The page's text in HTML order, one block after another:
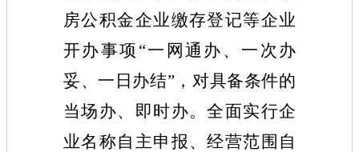
房公积金企业缴存登记等企业
开办事项“一网通办、一次办
妥、一日办结”，对具备条件的
当场办、即时办。全面实行企
业名称自主申报、经营范围自